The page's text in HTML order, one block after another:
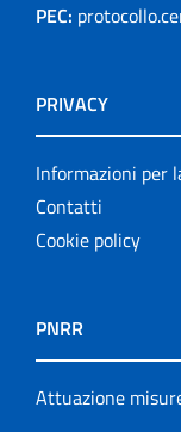
PEC:
PRIVACY
Informazioni per
Contatti
Cookie policy
PNRR
Attuazione